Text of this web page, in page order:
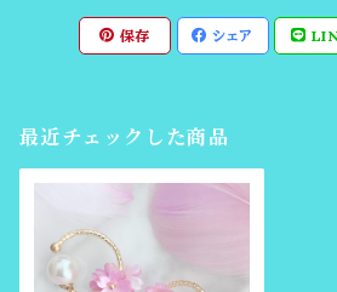
保存 シェア
最近チェックした商品